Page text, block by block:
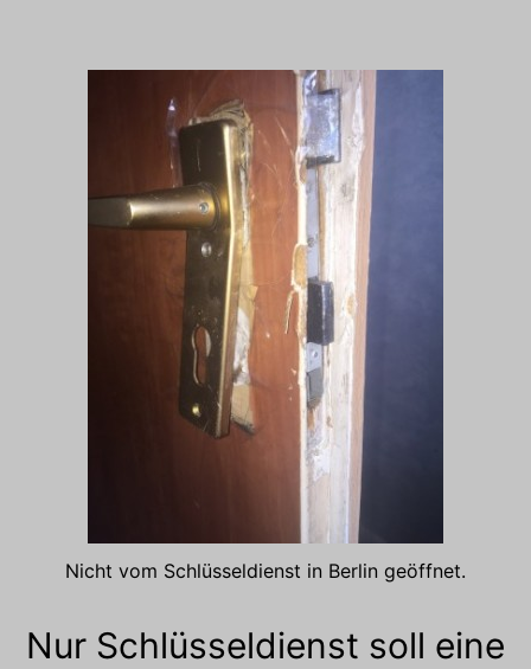
Nicht vom Schlüsseldienst in Berlin geöffnet.
Nur Schlüsseldienst soll eine